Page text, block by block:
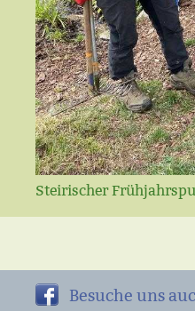
Steirischer
Besuche uns